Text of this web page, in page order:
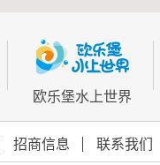
欧乐堡水上世界
招商信息 联系我们